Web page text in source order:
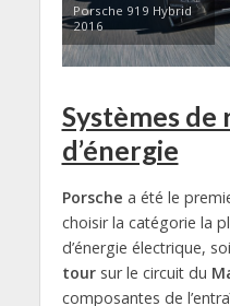
Porsche 919 Hybrid
2016
Systèmes
d’énergie
Porsche a été le
choisir la catégorie la
d’énergie électrique,
toursur le circuit du
composantes de